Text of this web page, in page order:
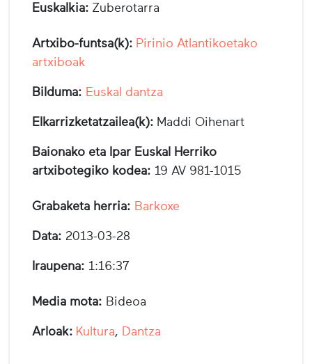
Euskalkia: Zuberotarra
Artxibo-funtsa(k): Pirinio Atlantikoetako
artxiboak
Bilduma: Euskal dantza
Elkarrizketatzailea(k): Maddi Oihenart
Baionako eta Ipar Euskal Herriko
artxibotegiko kodea: 19 AV 981-1015
Grabaketa herria: Barkoxe
Data: 2013-03-28
Iraupena: 1:16:37
Media mota: Bideoa
Arloak: Kultura, Dantza